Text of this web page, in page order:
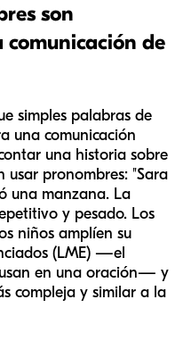
son
de
simples palabras de
una comunicación
una historia sobre
usar pronombres: "Sara
una manzana. La
y pesado. Los
niños amplíen su
(LME) —el
en una oración— y
compleja y similar a la